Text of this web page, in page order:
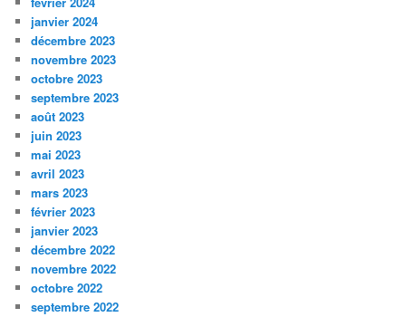
janvier 2024
décembre 2023
novembre 2023
octobre 2023
septembre 2023
août 2023
juin 2023
mai 2023
avril 2023
mars 2023
février 2023
janvier 2023
décembre 2022
novembre 2022
octobre 2022
septembre 2022